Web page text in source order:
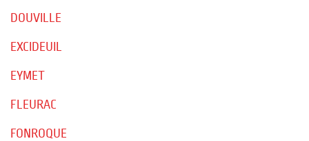
DOUVILLE
EXCIDEUIL
EYMET
FLEURAC
FONROQUE